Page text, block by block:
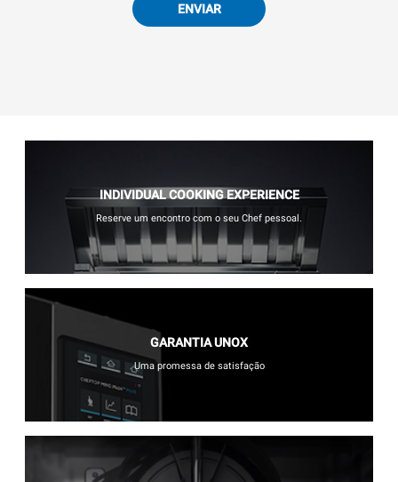
ENVIAR
INDIVIDUAL COOKING EXPERIENCE
Reserve um encontro com o seu Chef pessoal.
GARANTIA UNOX
Uma promessa de satisfação